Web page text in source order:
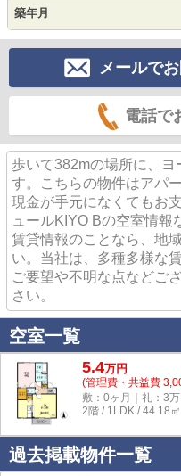
築年月
メールで
電話で
歩いて382mの場所に、ヨ
す。こちらの物件はアパ
現金が手元になくてもお
ュールKIYO Bの空室情報
賃貸情報のことなら、地
い。当社は、多種多様な
ご要望や不明な点などご
さい。
空室一覧
5.4万円
(管理費・共益費
敷：0ヶ月｜礼：3万
2階 / 1LDK / 44.18㎡
過去掲載物件一覧